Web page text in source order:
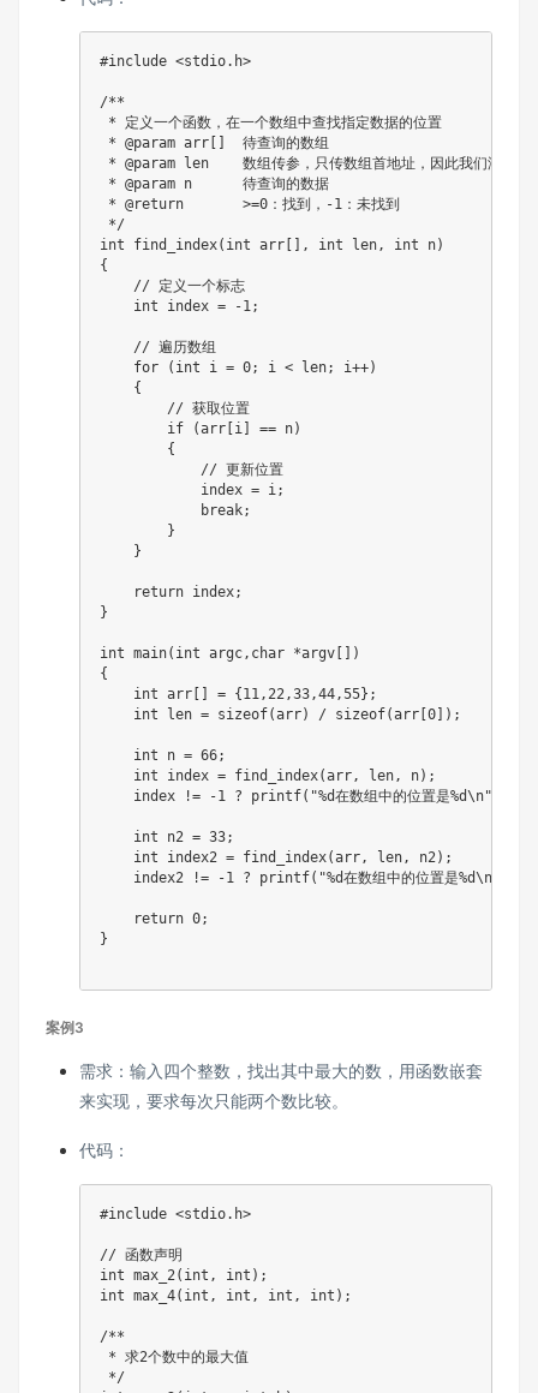
#include <stdio.h>
/**
* 定义一个函数，在一个数组中查找指定数据的位置
* @param arr[]  待查询的数组
* @param len    数组传参，只传数组首地址，因此我们没法通
* @param n      待查询的数据
* @return       >=0：找到，-1：未找到
*/
int
find_index( int arr , int len, int n)
{
// 定义一个标志
int index = -1;
// 遍历数组
for
( int i = 0; i < len; i++)
{
// 获取位置
if
(arr i == n)
{
// 更新位置
            index
= i;
break;
}
}
return index;
}
int main( int argc, char *argv
)
{
int arr = { 11, 22,33,44,55} ;
int len = sizeof(arr) / sizeof(arr 0 ) ;
int n = 66;
int index = find_index(arr, len, n) ;
    index
!= -1 ? printf( "%d在数组中的位置是%d\n"
int n2 = 33;
int index2 = find_index(arr, len, n2) ;
    index2
!= -1 ? printf( "%d在数组中的位置是%d\n"
return 0;
}
案例3
需求：输入四个整数，找出其中最大的数，用函数嵌套
来实现，要求每次只能两个数比较。
代码：
#include <stdio.h>
// 函数声明
int max_2( int , int ) ;
int max_4( int , int , int , int ) ;
/**
* 求2个数中的最大值
*/